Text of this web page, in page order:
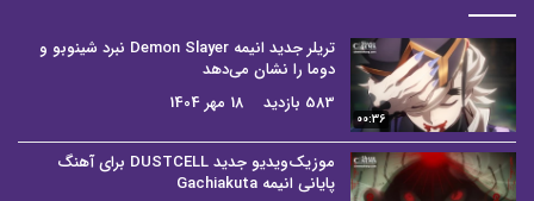
00:36
تریلر جدید انیمه Demon Slayer نبرد شینوبو و
دوما را نشان می‌دهد
583 بازدید
18 مهر 1404
موزیک‌ویدیو جدید DUSTCELL برای آهنگ
پایانی انیمه Gachiakuta